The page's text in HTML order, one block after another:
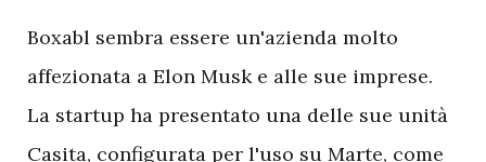
Boxabl sembra essere un'azienda molto
affezionata a Elon Musk e alle sue imprese.
La startup ha presentato una delle sue unità
Casita, configurata per l'uso su Marte, come